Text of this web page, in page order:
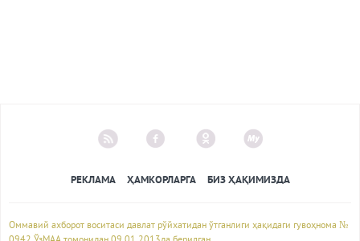
РЕКЛАМА ҲАМКОРЛАРГА БИЗ ҲАҚИМИЗДА
Оммавий ахборот воситаси давлат рўйхатидан ўтганлиги ҳақидаги гувоҳнома №